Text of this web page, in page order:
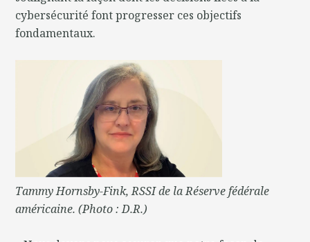
cybersécurité font progresser ces objectifs
fondamentaux.
Tammy Hornsby-Fink, RSSI de la Réserve fédérale
américaine. (Photo : D.R.)